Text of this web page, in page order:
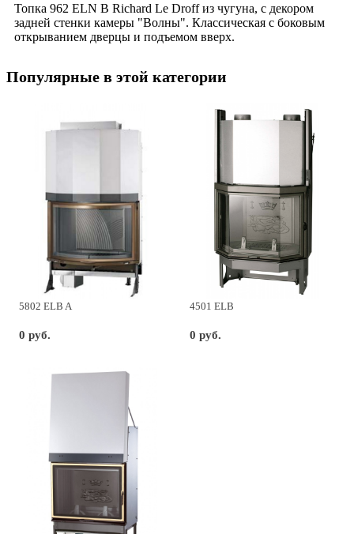
Топка 962 ELN B Richard Le Droff из чугуна, с декором
задней стенки камеры "Волны". Классическая с боковым
открыванием дверцы и подъемом вверх.
Популярные в этой категории
5802 ELB A
0 руб.
4501 ELB
0 руб.